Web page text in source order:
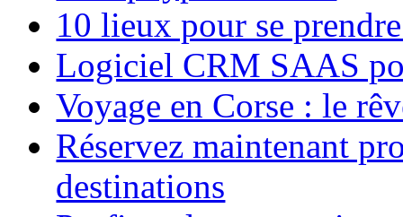
10 lieux pour se
Logiciel CRM SAAS
Voyage en Corse : le
Réservez maintenant
destinations